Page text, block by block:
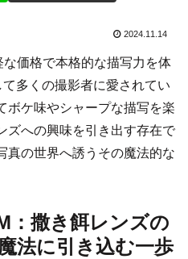
2024.11.14
価格で本格的な描写力を体
多くの撮影者に愛されてい
ボケ味やシャープな描写を楽
ズへの興味を引き出す存在で
真の世界へ誘うその魔法的な
：撒き餌レンズの
法に引き込む一歩